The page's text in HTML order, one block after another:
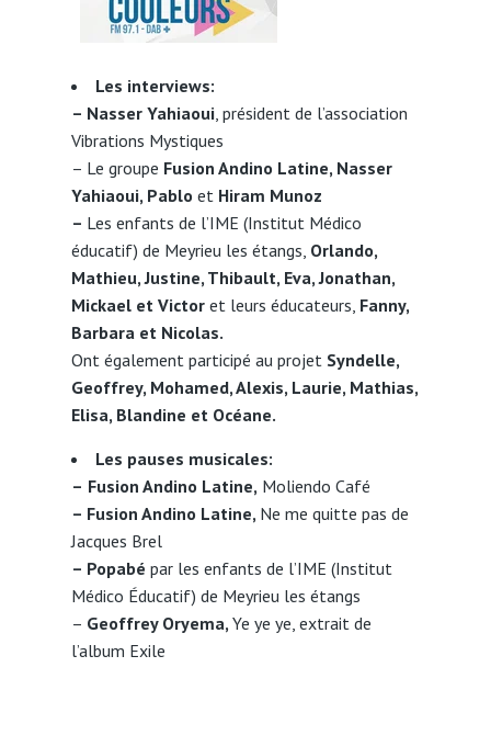
Les interviews:
– Nasser Yahiaoui, président de l’association
Vibrations Mystiques
– Le groupe Fusion Andino Latine, Nasser
Yahiaoui, Pablo et Hiram Munoz
– Les enfants de l’IME (Institut Médico
éducatif) de Meyrieu les étangs, Orlando,
Mathieu, Justine, Thibault, Eva, Jonathan,
Mickael et Victoret leurs éducateurs, Fanny,
Barbara et Nicolas.
Ont également participé au projet Syndelle,
Geoffrey, Mohamed, Alexis, Laurie, Mathias,
Elisa, Blandine et Océane.
Les pauses musicales:
– Fusion Andino Latine, Moliendo Café
– Fusion Andino Latine, Ne me quitte pas de
Jacques Brel
– Popabé par les enfants de l’IME (Institut
Médico Éducatif) de Meyrieu les étangs
– Geoffrey Oryema, Ye ye ye, extrait de
l’album Exile